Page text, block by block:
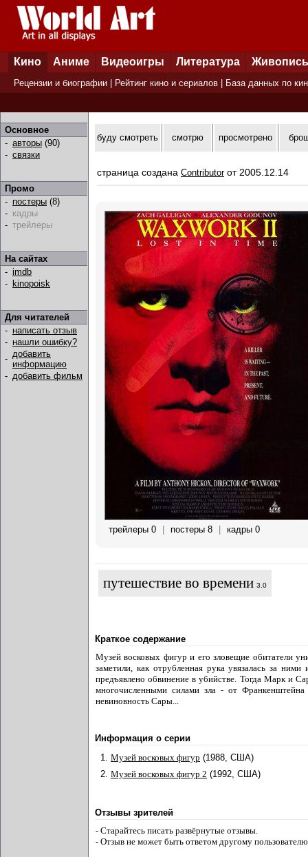
Кино Аниме Видеоигры Литература Живопись
Рецензии и биографии Рейтинг кино и сериалов База данных по
Основное
- авторы (90)
- связки
Промо
- постеры (8)
- кадры
- трейлеры
На сайтах
- imdb
- kinopoisk
Для читателей
- написать отзыв
- нашли ошибку?
- добавить
информацию
- добавить фильм
буду смотреть смотрю просмотрено
страница создана Contributorот 2005.12.14
трейлеры 0 постеры 8 кадры 0
путешествие во времени 3.0
Краткое содержание
Музей восковых фигур и его зловещие обитатели
заметили, как отрубленная рука увязалась за
предъявлено обвинение в убийстве. Тогда Марк и
многочисленными силами зла - от
невиновность Сары...
Информация о серии
1. Музей восковых фигур (1988, США)
2. Музей восковых фигур 2 (1992, США)
Отзывы зрителей
- Старайтесь писать развёрнутые отзывы.
- Отзыв не может быть ответом другому